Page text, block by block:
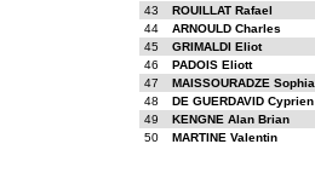
43
ROUILLAT Rafael
44
ARNOULD Charles
45
GRIMALDI Eliot
46
PADOIS Eliott
47
MAISSOURADZE Sophia
48
DE GUERDAVID Cyprien
49
KENGNE Alan Brian
50
MARTINE Valentin